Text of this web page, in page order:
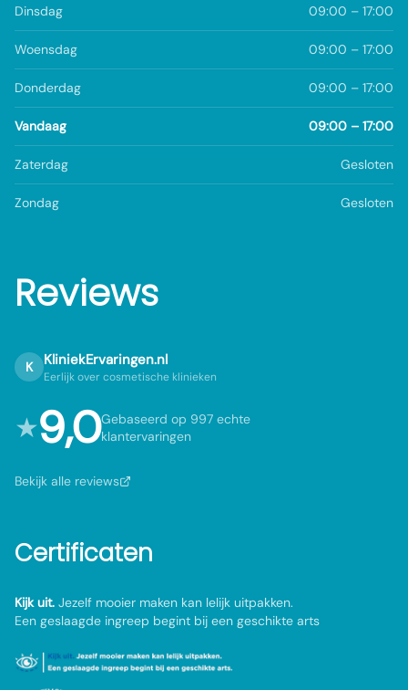
Dinsdag 09:00 – 17:00
Woensdag 09:00 – 17:00
Donderdag 09:00 – 17:00
Vandaag 09:00 – 17:00
Zaterdag Gesloten
Zondag Gesloten
Reviews
K KliniekErvaringen.nl
Eerlijk over cosmetische klinieken
★9,0Gebaseerd op 997 echte
klantervaringen
Bekijk alle reviews
Certificaten
Kijk uit. Jezelf mooier maken kan lelijk uitpakken.
Een geslaagde ingreep begint bij een geschikte arts